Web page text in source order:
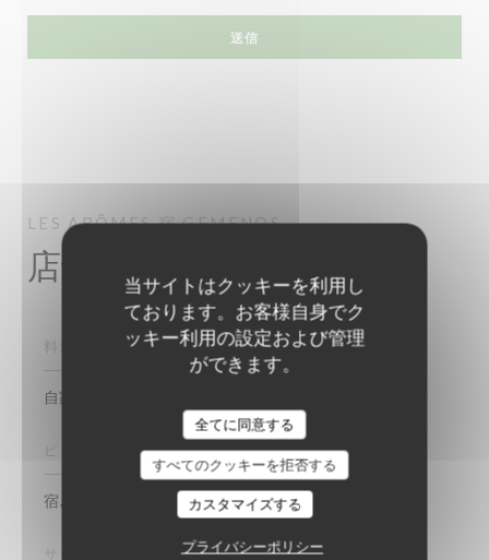
当サイトはクッキーを利用し
ております。お客様自身でク
ッキー利用の設定および管理
ができます。
全てに同意する
すべてのクッキーを拒否する
カスタマイズする
プライバシーポリシー
LES ARÔMES宿GEMENOS
店舗情報
料理
自家製, 新鮮な製品
ビジネスタイプ
宿, 季節の料理
Les Arômes